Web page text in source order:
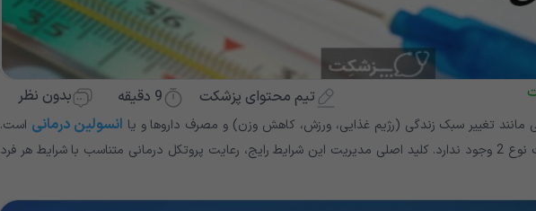
تیم محتوای پزشکت 9 دقیقه بدون نظر
مانند تغییر سبک زندگی (رژیم غذایی، ورزش، کاهش وزن) و مصرف داروها و یا انسولین درمانی است.
یک درمان متناسب با همه موارد برای دیابت نوع 2 وجود ندارد. کلید اصلی مدیریت این شرایط رایج، رعایت پروتکل درمانی متناسب با شرایط هر فرد